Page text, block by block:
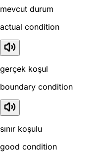
mevcut durum
actual condition
gerçek koşul
boundary condition
sınır koşulu
good condition